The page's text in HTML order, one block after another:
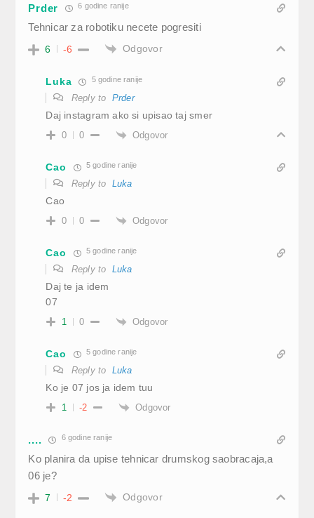
Prder 6 godine ranije
Tehnicar za robotiku necete pogresiti
6 -6 Odgovor
Luka 5 godine ranije
Reply to Prder
Daj instagram ako si upisao taj smer
0 0 Odgovor
Cao 5 godine ranije
Reply to Luka
Cao
0 0 Odgovor
Cao 5 godine ranije
Reply to Luka
Daj te ja idem
07
1 0 Odgovor
Cao 5 godine ranije
Reply to Luka
Ko je 07 jos ja idem tuu
1 -2 Odgovor
.... 6 godine ranije
Ko planira da upise tehnicar drumskog saobracaja,a
06 je?
7 -2 Odgovor